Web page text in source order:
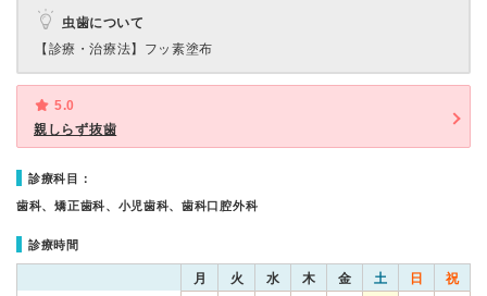
虫歯について
【診療・治療法】 フッ素塗布
5.0
親しらず抜歯
診療科目：
歯科、矯正歯科、小児歯科、歯科口腔外科
診療時間
月 火 水 木 金 土 日 祝